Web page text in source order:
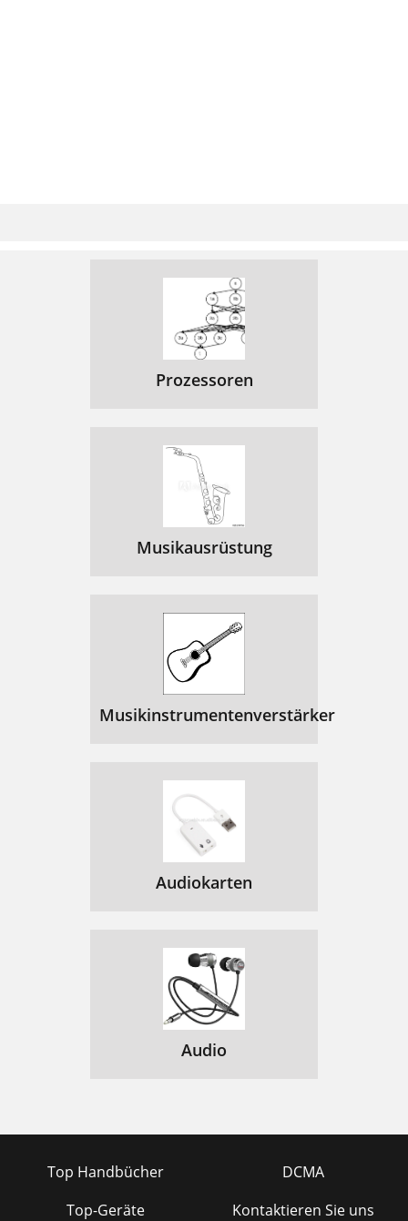
Prozessoren
Musikausrüstung
Musikinstrumentenverstärker
Audiokarten
Audio
Top Handbücher
Top-Geräte
DCMA
Kontaktieren Sie uns